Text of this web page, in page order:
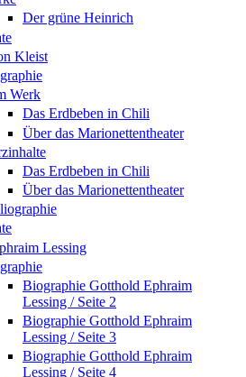
Der grüne Heinrich
Kleist
Werk
Das Erdbeben in Chili
Über das Marionettentheater
Das Erdbeben in Chili
Über das Marionettentheater
Lessing
Biographie Gotthold Ephraim
Lessing / Seite 2
Biographie Gotthold Ephraim
Lessing / Seite 3
Biographie Gotthold Ephraim
Lessing / Seite 4